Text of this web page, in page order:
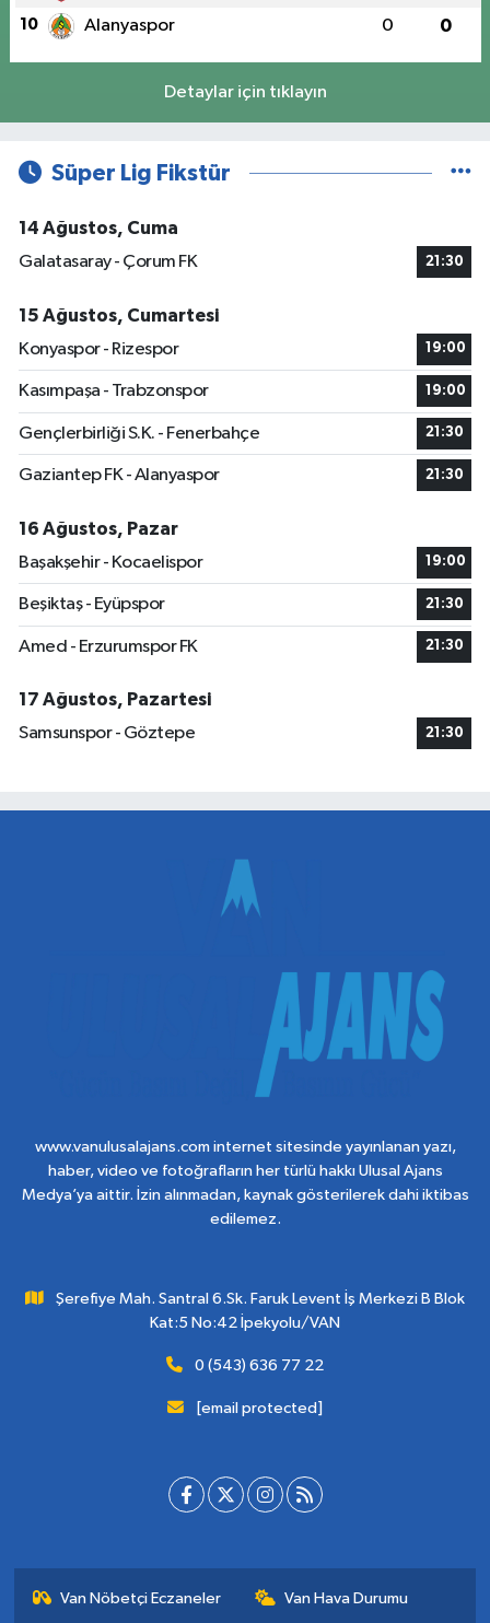
10 Alanyaspor 0 0
Detaylar için tıklayın
Süper Lig Fikstür
14 Ağustos, Cuma
Galatasaray - Çorum FK
21:30
15 Ağustos, Cumartesi
Konyaspor - Rizespor
19:00
Kasımpaşa - Trabzonspor 19:00
Gençlerbirliği S.K. - Fenerbahçe 21:30
Gaziantep FK - Alanyaspor 21:30
16 Ağustos, Pazar
Başakşehir - Kocaelispor
19:00
Beşiktaş - Eyüpspor 21:30
Amed - Erzurumspor FK 21:30
17 Ağustos, Pazartesi
Samsunspor - Göztepe
21:30
www.vanulusalajans.com internet sitesinde yayınlanan yazı,
haber, video ve fotoğrafların her türlü hakkı Ulusal Ajans
Medya’ya aittir. İzin alınmadan, kaynak gösterilerek dahi iktibas
edilemez.
Şerefiye Mah. Santral 6.Sk. Faruk Levent İş Merkezi B Blok
Kat:5 No:42 İpekyolu/VAN
0 (543) 636 77 22
[email protected]
Van Nöbetçi Eczaneler Van Hava Durumu